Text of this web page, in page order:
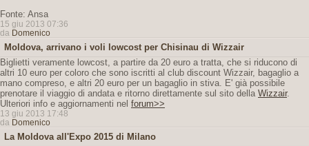
Fonte: Ansa
15 giu 2013 07:36
da Domenico
Moldova, arrivano i voli lowcost per Chisinau di Wizzair
Biglietti veramente lowcost, a partire da 20 euro a tratta, che si riducono di
altri 10 euro per coloro che sono iscritti al club discount Wizzair, bagaglio a
mano compreso, e altri 20 euro per un bagaglio in stiva. E' già possibile
prenotare il viaggio di andata e ritorno direttamente sul sito della Wizzair.
Ulteriori info e aggiornamenti nel forum>>
13 giu 2013 17:48
da Domenico
La Moldova all'Expo 2015 di Milano